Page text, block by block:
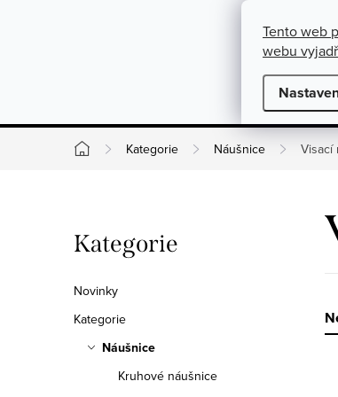
https://cz.pinterest.com/shoppenuela/
Tento web
webu
Podmínky pro výměnu,
Novinky
Domů
Kategorie Náušnice Visací
Přeskočit kategorie
Kategorie
Novinky
Kategorie
Náušnice
Kruhové náušnice